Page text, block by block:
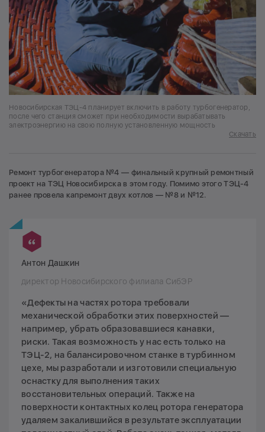
Новосибирская ТЭЦ-4 планирует включить в работу турбогенератор,
после чего станция сможет при необходимости вырабатывать
электроэнергию на свою полную установленную мощность
Скачать
Ремонт турбогенератора №4 — финальный крупный ремонтный
проект на ТЭЦ Новосибирска в этом году. Помимо этого ТЭЦ-4
ранее провела капремонт двух котлов — №8 и №12.
Антон Дашкин
директор Новосибирского филиала СибЭР
«Дефекты на частях ротора требовали
механической обработки этих поверхностей —
например, убрать образовавшиеся канавки,
риски. Такая возможность у нас есть только на
ТЭЦ-2, на балансировочном станке в турбинном
цехе, мы разработали и изготовили специальную
оснастку для выполнения таких
восстановительных операций. Также на
поверхности контактных колец ротора генератора
удаляем закалившийся в результате эксплуатации